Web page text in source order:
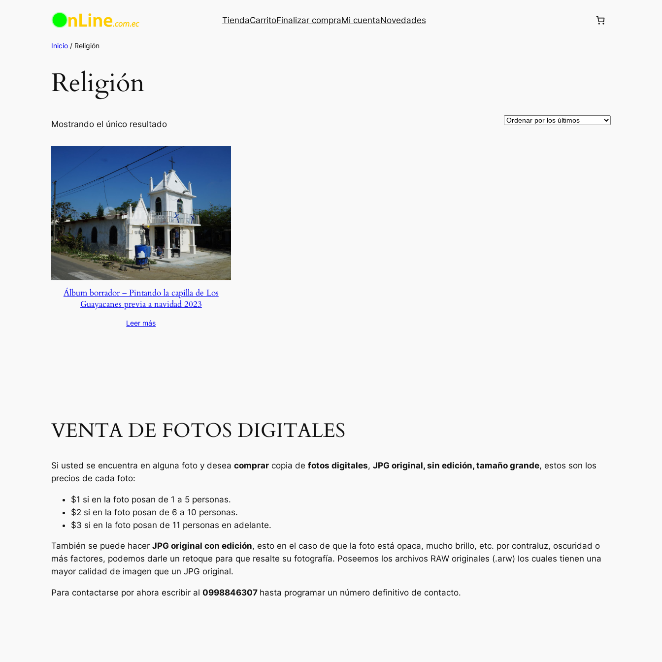
TiendaCarritoFinalizar compraMi cuentaNovedades
Inicio / Religión
Religión
Mostrando el único resultado
Álbum borrador – Pintando la capilla de Los
Guayacanes previa a navidad 2023
Leer más
VENTA DE FOTOS DIGITALES
Si usted se encuentra en alguna foto y desea comprar copia de fotos digitales, JPG original, sin edición, tamaño grande, estos son los
precios de cada foto:
$1 si en la foto posan de 1 a 5 personas.
$2 si en la foto posan de 6 a 10 personas.
$3 si en la foto posan de 11 personas en adelante.
También se puede hacer JPG original con edición, esto en el caso de que la foto está opaca, mucho brillo, etc. por contraluz, oscuridad o
más factores, podemos darle un retoque para que resalte su fotografía. Poseemos los archivos RAW originales (.arw) los cuales tienen una
mayor calidad de imagen que un JPG original.
Para contactarse por ahora escribir al 0998846307 hasta programar un número definitivo de contacto.